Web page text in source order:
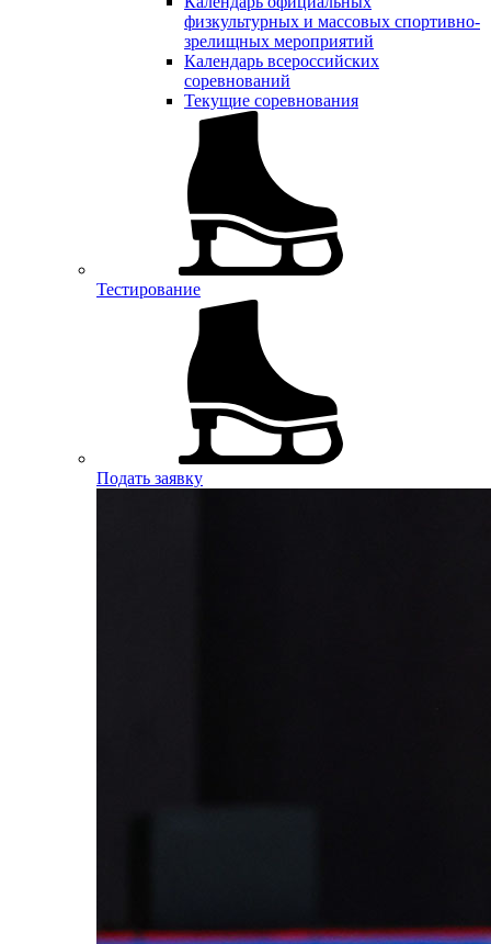
физкультурных и массовых спортивно-
зрелищных мероприятий
Календарь всероссийских
соревнований
Текущие соревнования
Тестирование
Подать заявку